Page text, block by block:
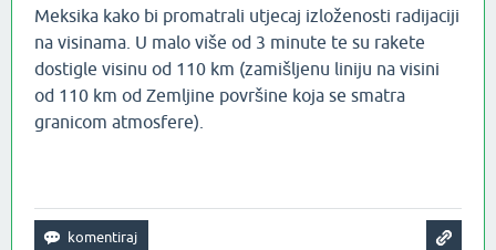
Meksika kako bi promatrali utjecaj izloženosti radijaciji
na visinama. U malo više od 3 minute te su rakete
dostigle visinu od 110 km (zamišljenu liniju na visini
od 110 km od Zemljine površine koja se smatra
granicom atmosfere).